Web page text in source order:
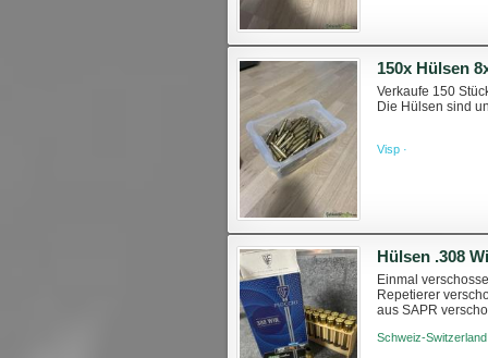
150x Hülsen
Verkaufe 150
Die Hülsen sind
Visp ·
Hülsen .308
Einmal
Repetierer
aus SAPR
Schweiz-